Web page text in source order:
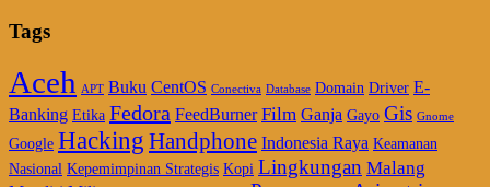
Tags
Aceh APT Buku CentOS Conectiva Database Domain Driver E-
Banking Etika Fedora FeedBurner Film Ganja Gayo Gis Gnome
Google Hacking Handphone Indonesia Raya Keamanan
Nasional Kepemimpinan Strategis Kopi Lingkungan Malang